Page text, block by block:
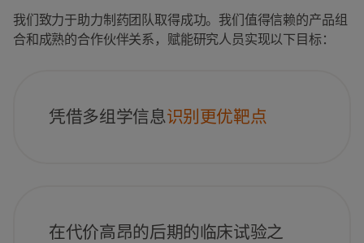
我们致力于助力制药团队取得成功。我们值得信赖的产品组
合和成熟的合作伙伴关系，赋能研究人员实现以下目标：
凭借多组学信息识别更优靶点
在代价高昂的后期的临床试验之